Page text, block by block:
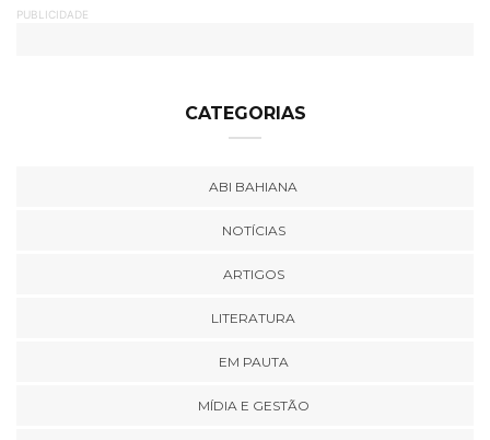
PUBLICIDADE
CATEGORIAS
ABI BAHIANA
NOTÍCIAS
ARTIGOS
LITERATURA
EM PAUTA
MÍDIA E GESTÃO